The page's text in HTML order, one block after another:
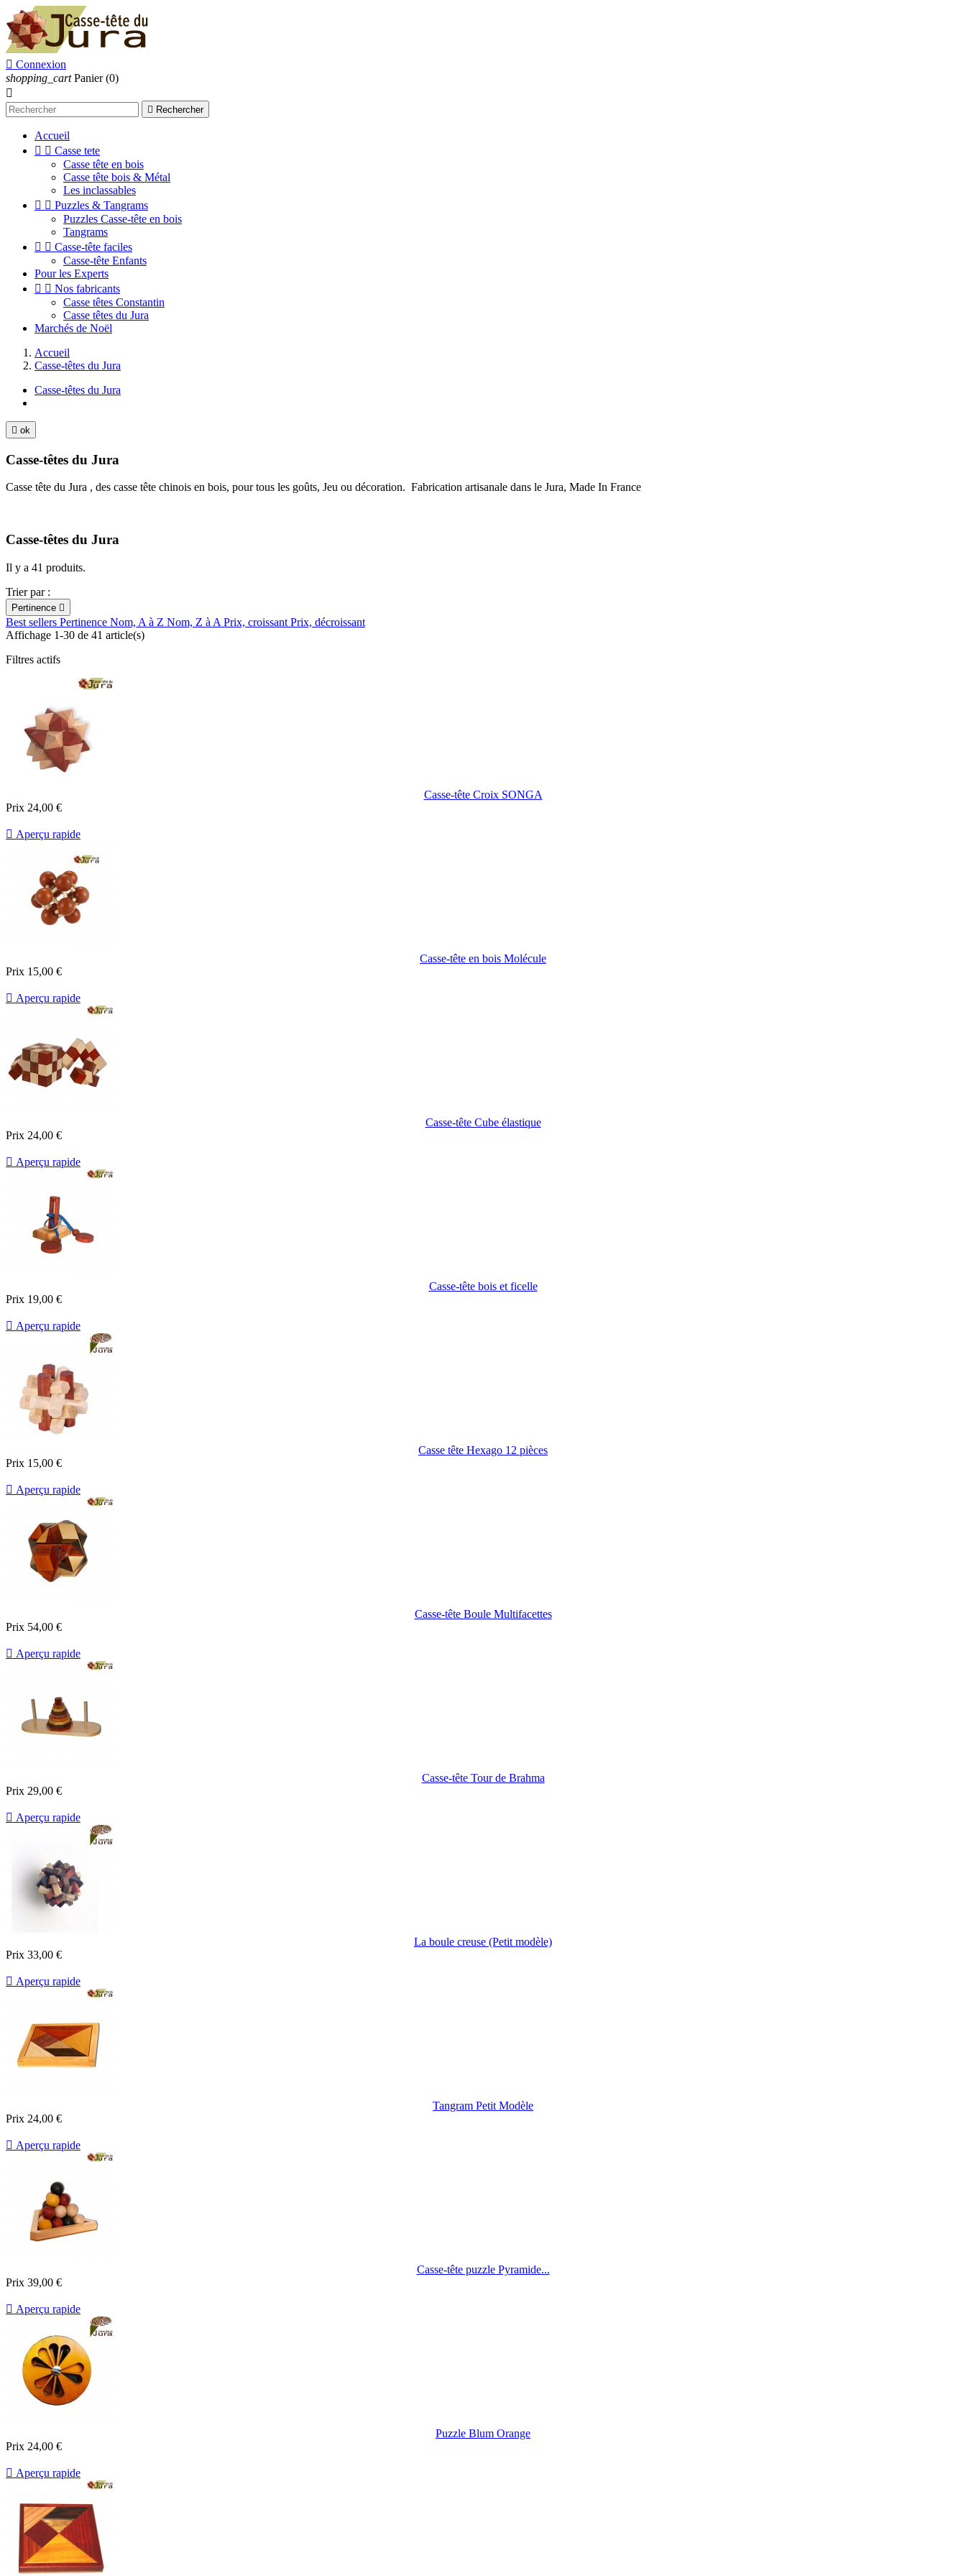
 Connexion
shopping_cart Panier (0)

 Rechercher
Accueil
  Casse tete
Casse tête en bois
Casse tête bois & Métal
Les inclassables
  Puzzles & Tangrams
Puzzles Casse-tête en bois
Tangrams
  Casse-tête faciles
Casse-tête Enfants
Pour les Experts
  Nos fabricants
Casse têtes Constantin
Casse têtes du Jura
Marchés de Noël
Accueil
Casse-têtes du Jura
Casse-têtes du Jura
 ok
Casse-têtes du Jura
Casse tête du Jura , des casse tête chinois en bois, pour tous les goûts, Jeu ou décoration. Fabrication artisanale dans le Jura, Made In France
Casse-têtes du Jura
Il y a 41 produits.
Trier par :
Pertinence 
Best sellers Pertinence Nom, A à Z Nom, Z à A Prix, croissant Prix, décroissant
Affichage 1-30 de 41 article(s)
Filtres actifs
Casse-tête Croix SONGA
Prix 24,00 €
 Aperçu rapide
Casse-tête en bois Molécule
Prix 15,00 €
 Aperçu rapide
Casse-tête Cube élastique
Prix 24,00 €
 Aperçu rapide
Casse-tête bois et ficelle
Prix 19,00 €
 Aperçu rapide
Casse tête Hexago 12 pièces
Prix 15,00 €
 Aperçu rapide
Casse-tête Boule Multifacettes
Prix 54,00 €
 Aperçu rapide
Casse-tête Tour de Brahma
Prix 29,00 €
 Aperçu rapide
La boule creuse (Petit modèle)
Prix 33,00 €
 Aperçu rapide
Tangram Petit Modèle
Prix 24,00 €
 Aperçu rapide
Casse-tête puzzle Pyramide...
Prix 39,00 €
 Aperçu rapide
Puzzle Blum Orange
Prix 24,00 €
 Aperçu rapide